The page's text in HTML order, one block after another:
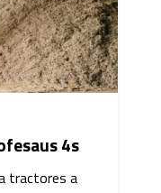
4s
tractores a